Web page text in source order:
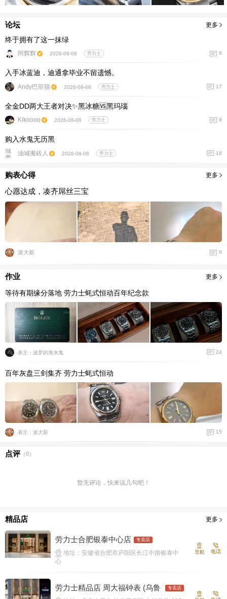
论坛 更多
终于拥有了这一抹绿
阿辉辉 2026-08-08 劳力士 8
入手冰蓝迪，迪通拿毕业不留遗憾。
Andy巴菲猫 2026-08-08 劳力士 17
全金DD两大王者对决✨黑冰糖🆚黑玛瑙
Kikoooo 2026-08-08 劳力士 9
购入水鬼无历黑
油城搬砖人 2026-08-08 劳力士 18
购表心得 更多
心愿达成，凑齐屌丝三宝
派大薪 0
作业 更多
等待有期缘分落地 劳力士蚝式恒动百年纪念款
表主：波罗的海水鬼 24
百年灰盘三剑集齐 劳力士蚝式恒动
表主：派大薪 15
点评（0）
暂无评论，快来说几句吧！
精品店 更多
劳力士合肥银泰中心店 专卖店
地址：安徽省合肥市庐阳区长江中路银泰中
心
导航 电话
劳力士精品店 周大福钟表 (乌鲁
木齐美美购物中心)‬
专卖店